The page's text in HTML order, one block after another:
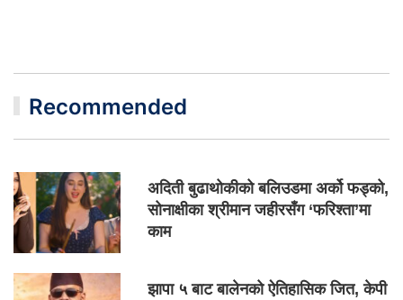
Recommended
अदिती बुढाथोकीको बलिउडमा अर्को फड्को,
सोनाक्षीका श्रीमान जहीरसँग ‘फरिश्ता’मा
काम
झापा ५ बाट बालेनको ऐतिहासिक जित, केपी